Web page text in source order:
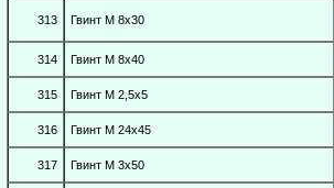
313 Гвинт М 8х30
314 Гвинт М 8х40
315 Гвинт М 2,5х5
316 Гвинт М 24х45
317 Гвинт М 3х50